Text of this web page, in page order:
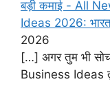
बड़ी कमाई - All
Ideas 2026:
2026
[…] अगर तुम भी
Business Ideas